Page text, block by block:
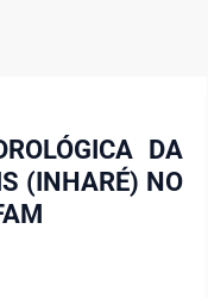
DA
(INHARÉ) NO